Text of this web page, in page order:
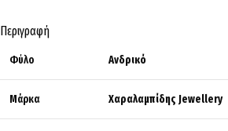
Περιγραφή
Φύλο Ανδρικό
Μάρκα Χαραλαμπίδης Jewellery